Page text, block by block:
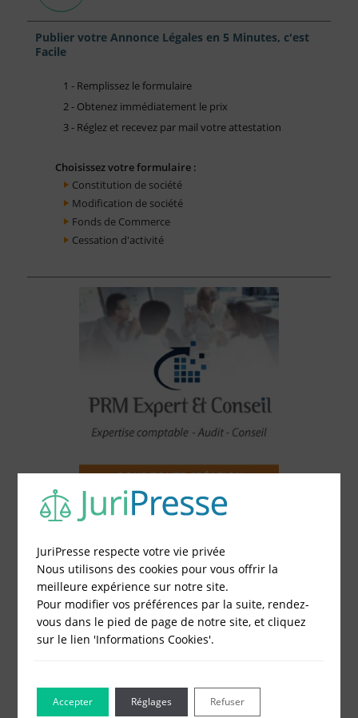
Publier votre Annonce Légales en 5 Minutes, c'est
Facile
1 - Remplissez le formulaire
2 - Obtenez immédiatement le prix
3 - Réglez et recevez par mail votre attestation
Choisissez votre formulaire :
Constitution de société
Modification de société
Fonds de Commerce
Cessation d'activité
Le Blog pour les Entreprises
Combien coûte un compte bancaire
professionne…
L’ouverture d’un compte bancaire professionnel …
Comment la RC pro couvre-t-elle les biens
Les assurances obligatoires des artisans
Quel que soit son domaine de compétences, un …
JuriPresse respecte votre vie privée
Nous utilisons des cookies pour vous offrir la
meilleure expérience sur notre site.
Pour modifier vos préférences par la suite, rendez-
vous dans le pied de page de notre site, et cliquez
sur le lien 'Informations Cookies'.
Accepter Refuser
Réglages